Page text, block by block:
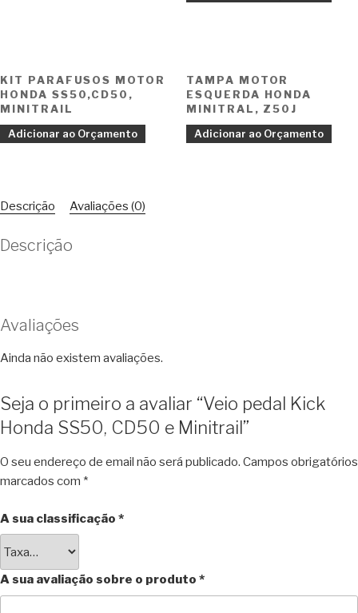
KIT PARAFUSOS MOTOR
HONDA SS50,CD50,
MINITRAIL
Adicionar ao Orçamento
TAMPA MOTOR
ESQUERDA HONDA
MINITRAL, Z50J
Adicionar ao Orçamento
Descrição Avaliações (0)
Descrição
Avaliações
Ainda não existem avaliações.
Seja o primeiro a avaliar “Veio pedal Kick
Honda SS50, CD50 e Minitrail”
O seu endereço de email não será publicado. Campos obrigatórios
marcados com *
A sua classificação *
A sua avaliação sobre o produto *